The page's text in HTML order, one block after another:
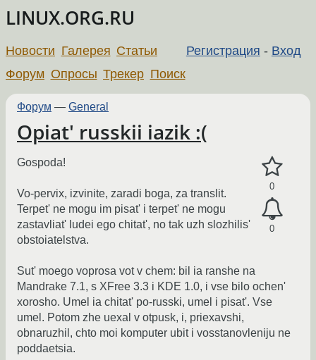
LINUX.ORG.RU
Регистрация - Вход
Новости Галерея Статьи
Форум Опросы Трекер Поиск
Форум — General
Opiat' russkii iazik :(
0
0
Gospoda!
Vo-pervix, izvinite, zaradi boga, za translit.
Terpet' ne mogu im pisat' i terpet' ne mogu
zastavliat' ludei ego chitat', no tak uzh slozhilis'
obstoiatelstva.
Sut' moego voprosa vot v chem: bil ia ranshe na
Mandrake 7.1, s XFree 3.3 i KDE 1.0, i vse bilo ochen'
xorosho. Umel ia chitat' po-russki, umel i pisat'. Vse
umel. Potom zhe uexal v otpusk, i, priexavshi,
obnaruzhil, chto moi komputer ubit i vosstanovleniju ne
poddaetsia.